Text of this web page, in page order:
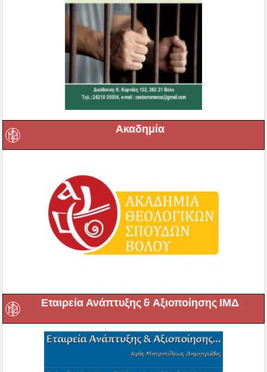
Ακαδημία
Εταιρεία Ανάπτυξης & Αξιοποίησης ΙΜΔ